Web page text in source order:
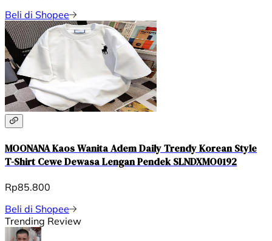
Beli di Shopee
MOONANA Kaos Wanita Adem Daily Trendy Korean Style
T-Shirt Cewe Dewasa Lengan Pendek SLNDXMO0192
Rp85.800
Beli di Shopee
Trending Review